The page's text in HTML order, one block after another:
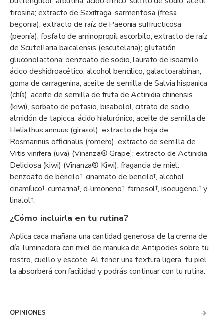
tirosina; extracto de Saxifraga, sarmentosa (fresa
begonia); extracto de raíz de Paeonia suffructicosa
(peonía); fosfato de aminopropil ascorbilo; extracto de raíz
de Scutellaria baicalensis (escutelaria); glutatión,
gluconolactona; benzoato de sodio, laurato de isoamilo,
ácido deshidroacético; alcohol bencílico, galactoarabinan,
goma de carragenina, aceite de semilla de Salvia hispanica
(chía), aceite de semilla de fruta de Actinidia chinensis
(kiwi), sorbato de potasio, bisabolol, citrato de sodio,
almidón de tapioca, ácido hialurónico, aceite de semilla de
Heliathus annuus (girasol); extracto de hoja de
Rosmarinus officinalis (romero), extracto de semilla de
Vitis vinifera (uva) (Vinanza® Grape); extracto de Actinidia
Deliciosa (kiwi) (Vinanza® Kiwi), fragancia de miel:
benzoato de bencilo†, cinamato de bencilo†, alcohol
cinamílico†, cumarina†, d-limoneno†, farnesol†, isoeugenol† y
linalol†.
¿Cómo incluirla en tu rutina?
Aplica cada mañana una cantidad generosa de la crema de
día iluminadora con miel de manuka de Antipodes sobre tu
rostro, cuello y escote. Al tener una textura ligera, tu piel
la absorberá con facilidad y podrás continuar con tu rutina.
OPINIONES